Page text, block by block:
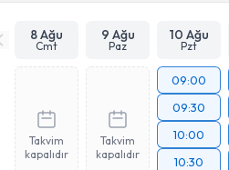
8 Ağu
Cmt
9 Ağu
Paz
10 Ağu
Pzt
Takvim
kapalıdır
Takvim
kapalıdır
09:00
09:30
10:00
10:30